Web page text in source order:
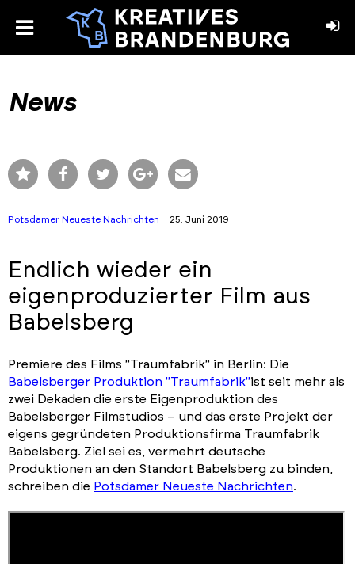
toggle
News
Potsdamer Neueste Nachrichten 25. Juni 2019
Endlich wieder ein
eigenproduzierter Film aus
Babelsberg
Premiere des Films "Traumfabrik" in Berlin: Die
Babelsberger Produktion "Traumfabrik"ist seit mehr als
zwei Dekaden die erste Eigenproduktion des
Babelsberger Filmstudios – und das erste Projekt der
eigens gegründeten Produktionsfirma Traumfabrik
Babelsberg. Ziel sei es, vermehrt deutsche
Produktionen an den Standort Babelsberg zu binden,
schreiben die Potsdamer Neueste Nachrichten.